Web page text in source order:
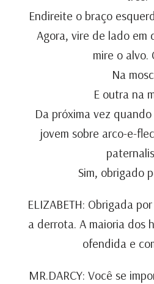
Endireite o braço
Agora, vire de lado em
mire o alvo.
Na
E outra na
Da próxima vez
jovem sobre arco-e-
Sim, obrigado
ELIZABETH: Obrigada
a derrota. A maioria dos
ofendida e
MR.DARCY: Você se